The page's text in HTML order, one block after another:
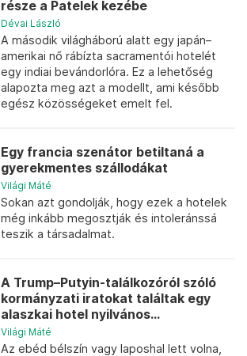
része a Patelek kezébe
Dévai László
A második világháború alatt egy japán–
amerikai nő rábízta sacramentói hotelét
egy indiai bevándorlóra. Ez a lehetőség
alapozta meg azt a modellt, ami később
egész közösségeket emelt fel.
Egy francia szenátor betiltaná a
gyerekmentes szállodákat
Világi Máté
Sokan azt gondolják, hogy ezek a hotelek
még inkább megosztják és intoleránssá
teszik a társadalmat.
A Trump–Putyin-találkozóról szóló
kormányzati iratokat találtak egy
alaszkai hotel nyilvános...
Világi Máté
Az ebéd bélszín vagy laposhal lett volna,